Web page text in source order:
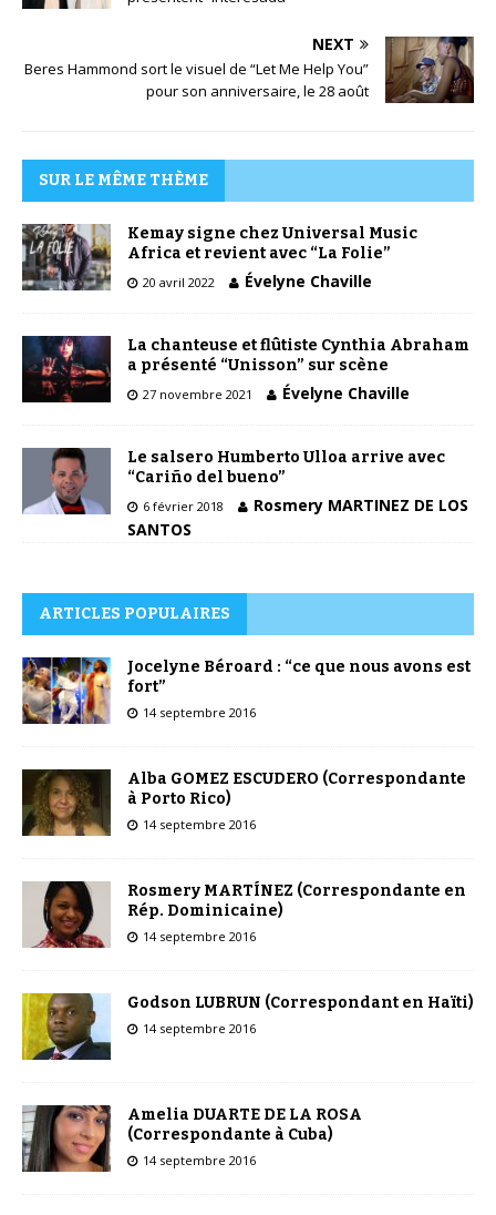
NEXT
Beres Hammond sort le visuel de “Let Me Help You”
pour son anniversaire, le 28 août
SUR LE MÊME THÈME
Kemay signe chez Universal Music
Africa et revient avec “La Folie”
20 avril 2022 Évelyne Chaville
La chanteuse et flûtiste Cynthia Abraham
a présenté “Unisson” sur scène
27 novembre 2021 Évelyne Chaville
Le salsero Humberto Ulloa arrive avec
“Cariño del bueno”
6 février 2018
Rosmery MARTINEZ DE LOS
SANTOS
ARTICLES POPULAIRES
Jocelyne Béroard : “ce que nous avons est
fort”
14 septembre 2016
Alba GOMEZ ESCUDERO (Correspondante
à Porto Rico)
14 septembre 2016
Rosmery MARTÍNEZ (Correspondante en
Rép. Dominicaine)
14 septembre 2016
Godson LUBRUN (Correspondant en Haïti)
14 septembre 2016
Amelia DUARTE DE LA ROSA
(Correspondante à Cuba)
14 septembre 2016